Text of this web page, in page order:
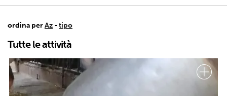
ordina perAz -tipo
Tutte le attività